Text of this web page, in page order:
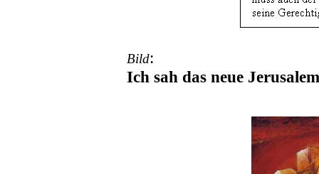
Bild:
Ich sah das neue